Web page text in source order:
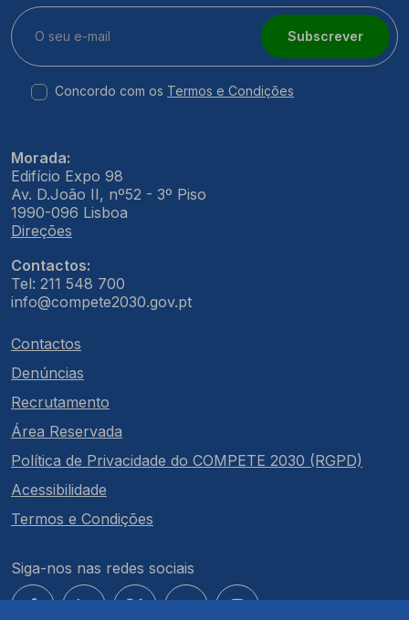
Subscrever
Concordo com os Termos e Condições
Morada:
Edifício Expo 98
Av. D.João II, nº52 - 3º Piso
1990-096 Lisboa
Direções
Contactos:
Tel: 211 548 700
info@compete2030.gov.pt
Contactos
Denúncias
Recrutamento
Área Reservada
Política de Privacidade do COMPETE 2030 (RGPD)
Acessibilidade
Termos e Condições
Siga-nos nas redes sociais